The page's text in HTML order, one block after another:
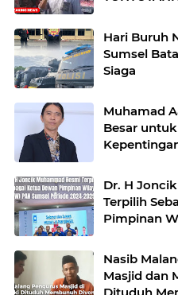
Hari Buruh
Sumsel
Siaga
Muhamad
Besar
Dr. H
Terpilih
Pimpinan
Nasib
Masjid dan